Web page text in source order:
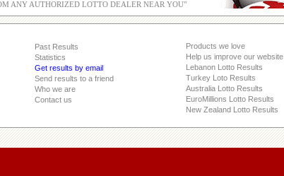
ANY AUTHORIZED LOTTO DEALER NEAR YOU"
Past Results
Statistics
Get results by email
Send results to a friend
Who we are
Contact us
Products we love
Help us improve our website
Lebanon Lotto Results
Turkey Loto Results
Australia Lotto Results
EuroMillions Lotto Results
New Zealand Lotto Results